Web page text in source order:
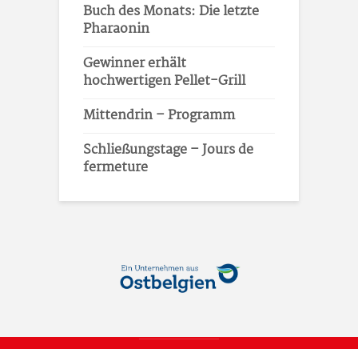
Buch des Monats: Die letzte
Pharaonin
Gewinner erhält
hochwertigen Pellet-Grill
Mittendrin – Programm
Schließungstage – Jours de
fermeture